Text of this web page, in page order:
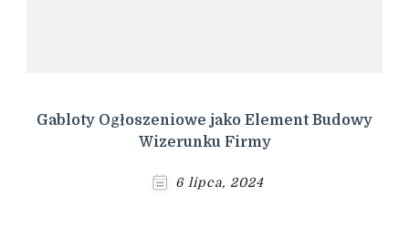
Gabloty Ogłoszeniowe jako Element Budowy
Wizerunku Firmy
6 lipca, 2024